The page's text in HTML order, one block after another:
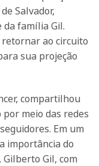
Salvador,
da família Gil.
ao circuito
sua projeção
compartilhou
meio das redes
Em um
importância do
Gil, com